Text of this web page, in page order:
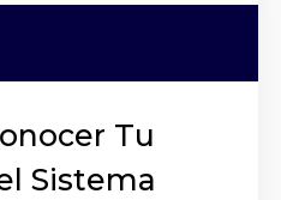
Tu
Sistema